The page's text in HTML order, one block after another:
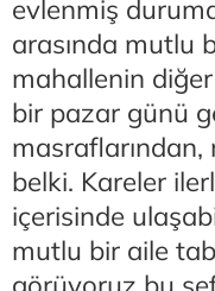
evlenmiş
arasında mutlu
mahallenin
bir pazar günü
belki. Kareler
içerisinde
mutlu bir aile